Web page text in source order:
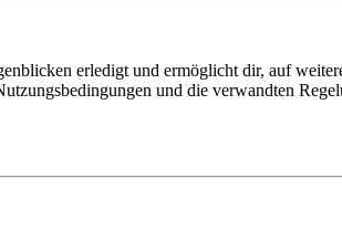
erledigt und ermöglicht dir, auf
und die verwandten